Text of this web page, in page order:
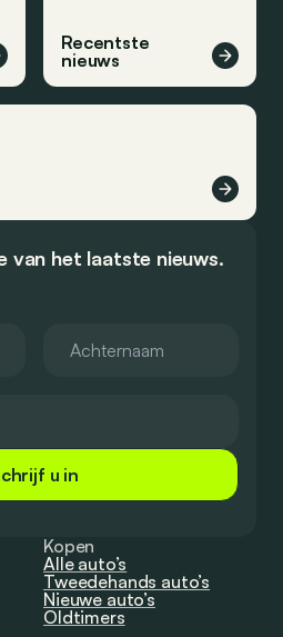
Recentste
nieuws
van het laatste nieuws.
u in
Kopen
Alle auto’s
Tweedehands auto’s
Nieuwe auto’s
Oldtimers